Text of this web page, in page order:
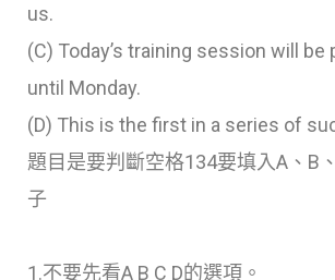
us.
(C) Today’s training session will be
until Monday.
(D) This is the first in a series of
題目是要判斷空格134要填入A、B
子
1.不要先看A B C D的選項。